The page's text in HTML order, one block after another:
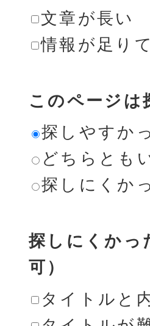
文章が長い
情報が足り
このページ
探しやすか
どちらとも
探しにくか
探しにくかっ
可）
タイトルと